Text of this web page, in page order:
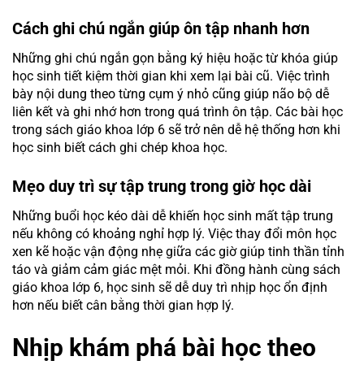
Cách ghi chú ngắn giúp ôn tập nhanh hơn
Những ghi chú ngắn gọn bằng ký hiệu hoặc từ khóa giúp
học sinh tiết kiệm thời gian khi xem lại bài cũ. Việc trình
bày nội dung theo từng cụm ý nhỏ cũng giúp não bộ dễ
liên kết và ghi nhớ hơn trong quá trình ôn tập. Các bài học
trong sách giáo khoa lớp 6 sẽ trở nên dễ hệ thống hơn khi
học sinh biết cách ghi chép khoa học.
Mẹo duy trì sự tập trung trong giờ học dài
Những buổi học kéo dài dễ khiến học sinh mất tập trung
nếu không có khoảng nghỉ hợp lý. Việc thay đổi môn học
xen kẽ hoặc vận động nhẹ giữa các giờ giúp tinh thần tỉnh
táo và giảm cảm giác mệt mỏi. Khi đồng hành cùng sách
giáo khoa lớp 6, học sinh sẽ dễ duy trì nhịp học ổn định
hơn nếu biết cân bằng thời gian hợp lý.
Nhịp khám phá bài học theo